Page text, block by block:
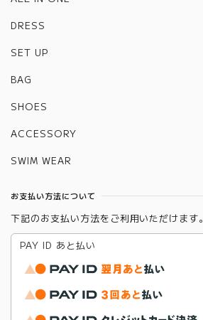
DRESS
SET UP
BAG
SHOES
ACCESSORY
SWIM WEAR
お支払い方法について
下記のお支払い方法をご利用いただけます。
PAY ID あと払い